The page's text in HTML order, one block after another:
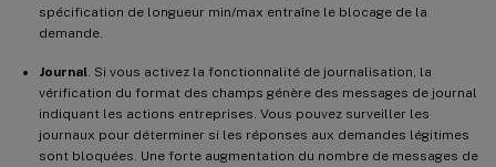
spécification de longueur min/max entraîne le blocage de la
demande.
Journal . Si vous activez la fonctionnalité de journalisation, la
vérification du format des champs génère des messages de journal
indiquant les actions entreprises. Vous pouvez surveiller les
journaux pour déterminer si les réponses aux demandes légitimes
sont bloquées. Une forte augmentation du nombre de messages de